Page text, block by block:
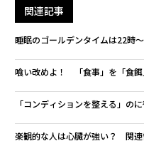
関連記事
睡眠のゴールデンタイムは22時〜
喰い改めよ！ 「食事」を「食餌
「コンディションを整える」の
楽観的な人は心臓が強い？ 関連